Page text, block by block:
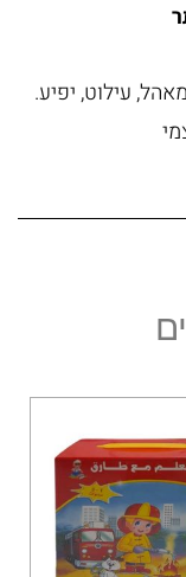
עילוט, יפיע.